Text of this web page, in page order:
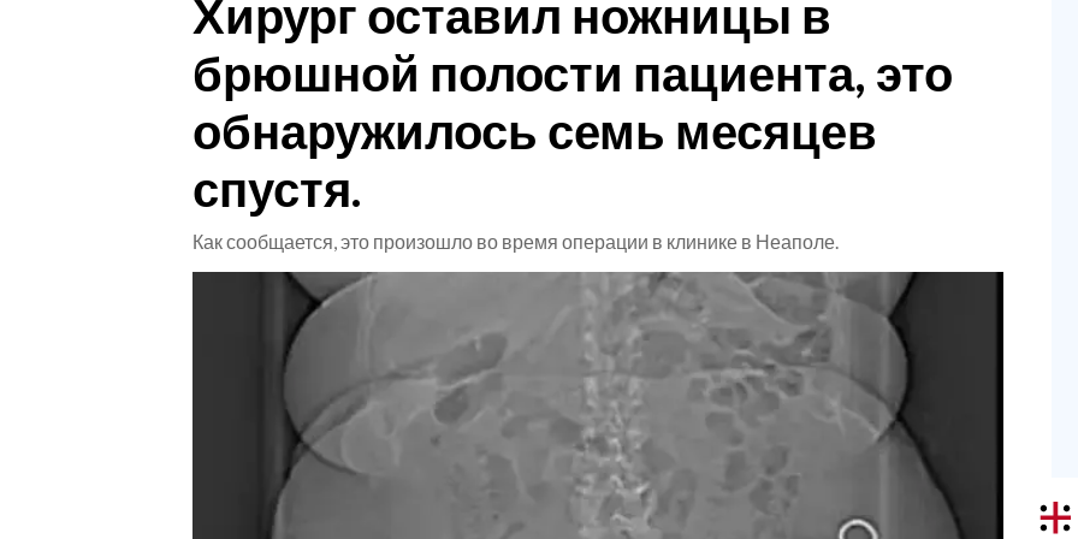
Хирург оставил ножницы в
брюшной полости пациента, это
обнаружилось семь месяцев
спустя.
Как сообщается, это произошло во время операции в клинике в Неаполе.